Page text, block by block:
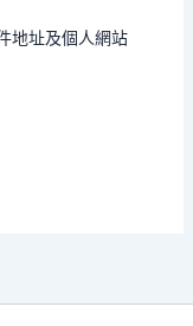
地址及個人網站